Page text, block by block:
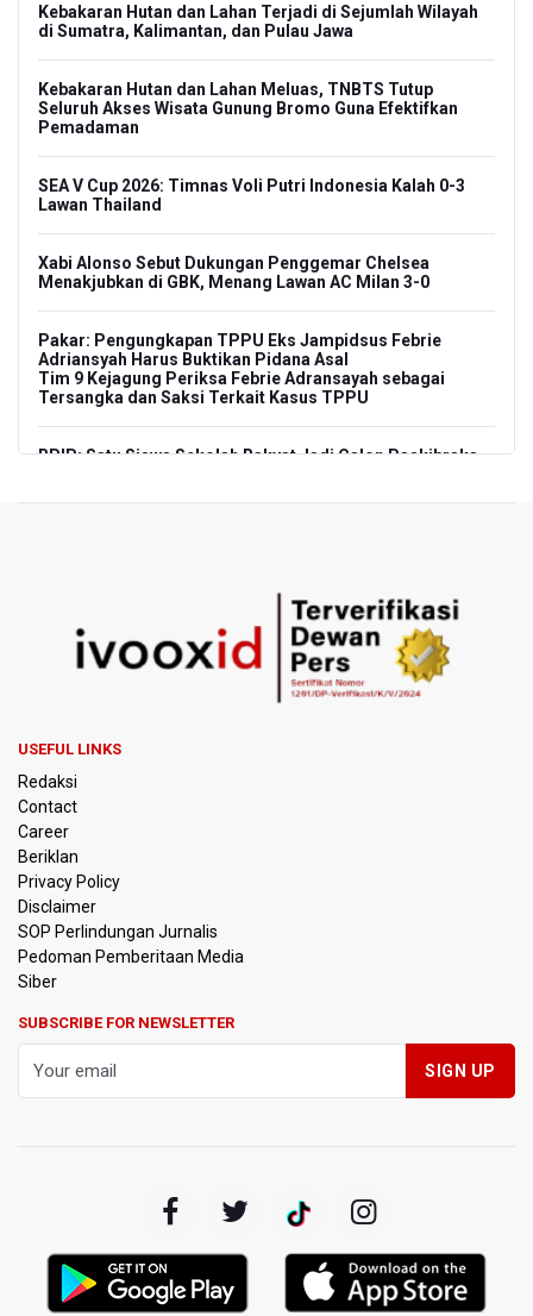
Kebakaran Hutan dan Lahan Terjadi di Sejumlah Wilayah
di Sumatra, Kalimantan, dan Pulau Jawa
Kebakaran Hutan dan Lahan Meluas, TNBTS Tutup
Seluruh Akses Wisata Gunung Bromo Guna Efektifkan
Pemadaman
SEA V Cup 2026: Timnas Voli Putri Indonesia Kalah 0-3
Lawan Thailand
Xabi Alonso Sebut Dukungan Penggemar Chelsea
Menakjubkan di GBK, Menang Lawan AC Milan 3-0
Pakar: Pengungkapan TPPU Eks Jampidsus Febrie
Adriansyah Harus Buktikan Pidana Asal
Tim 9 Kejagung Periksa Febrie Adransayah sebagai
Tersangka dan Saksi Terkait Kasus TPPU
BPIP: Satu Siswa Sekolah Rakyat Jadi Calon Paskibraka
Kemensos Targetkan 150 Ribu Siswa Masuk Program
Sekolah Rakyat Tahun 2027
Pemprov DKI Jakarta Pastikan Data Pajak dan Aset
Daerah Aman dari Kebakaran Bapenda
Dongkrak Optimisme Pasar, Ekonom Sebut Investor
Masih Selektif
Anggota DPR Desak Polisi Usut Tuntas Temuan Ratusan
Senjata di Sekolah Swasta Jakarta Selatan
Amnesty International Kecam Penangkapan Dua
Warganet atas Konten Pidato Presiden, Nilai
Kriminalisasi Kritik Persempit Ruang Sipil
Lawan Vietnam 3-2
USEFUL LINKS
Redaksi
Contact
Career
Beriklan
Privacy Policy
Disclaimer
SOP Perlindungan Jurnalis
Pedoman Pemberitaan Media
Siber
SUBSCRIBE FOR NEWSLETTER